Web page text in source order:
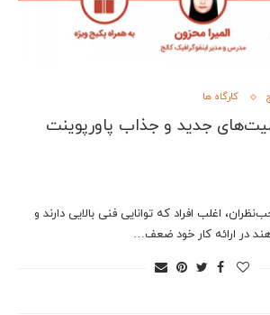
کارگاه ها
جدید و جذاب پاورپوینت
اغلب افراد که توانایی فنی بالایی دارند و
در ارائه کار خود ضعف…